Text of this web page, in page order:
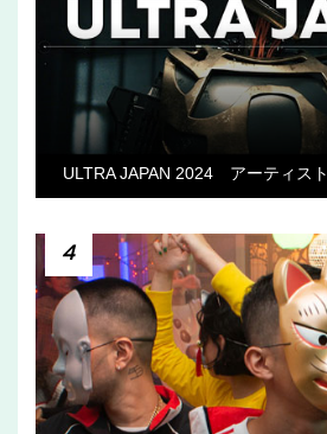
ULTRA JAPAN 2024 アーティス
4